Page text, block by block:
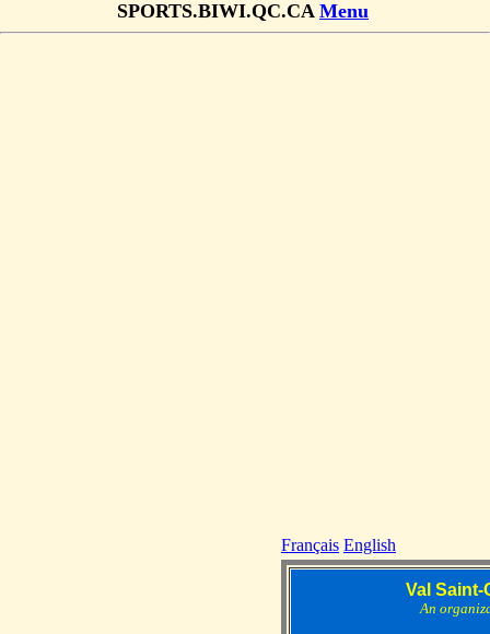
SPORTS.BIWI.QC.CA Menu
Français English
Val Saint-
An